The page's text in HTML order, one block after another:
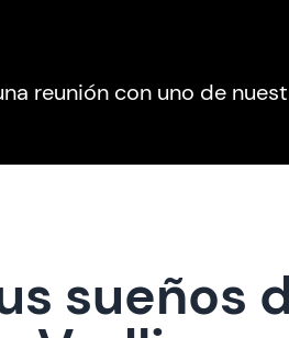
reunión con uno de
sueños